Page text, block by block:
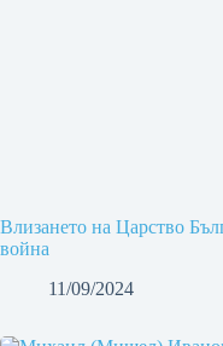
Влизането на Царство
война
11/09/2024